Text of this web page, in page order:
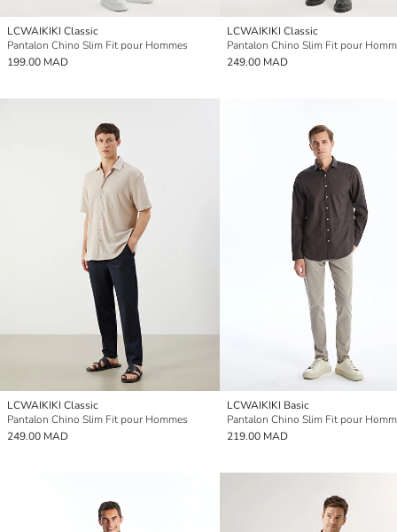
LCWAIKIKI Classic
Pantalon Chino Slim Fit pour Hommes
199.00 MAD
LCWAIKIKI Classic
Pantalon Chino Slim Fit pour
249.00 MAD
LCWAIKIKI Classic
Pantalon Chino Slim Fit pour Hommes
249.00 MAD
LCWAIKIKI Basic
Pantalon Chino Slim Fit pour
219.00 MAD